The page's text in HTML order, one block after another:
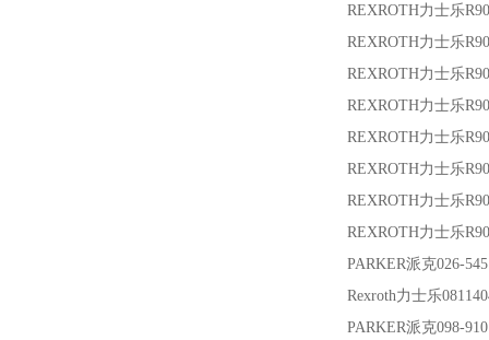
REXROTH力士乐
REXROTH力士乐
REXROTH力士乐
REXROTH力士乐
REXROTH力士乐
REXROTH力士乐
REXROTH力士乐
REXROTH力士乐
PARKER派克026-
Rexroth力士乐
PARKER派克098-